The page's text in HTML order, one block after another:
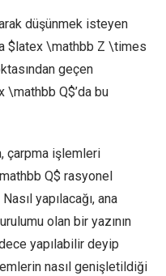
düşünmek isteyen
$latex \mathbb Z \times
geçen
\mathbb Q$’da bu
çarpma işlemleri
Q$ rasyonel
yapılacağı, ana
olan bir yazının
yapılabilir deyip
nasıl genişletildiği